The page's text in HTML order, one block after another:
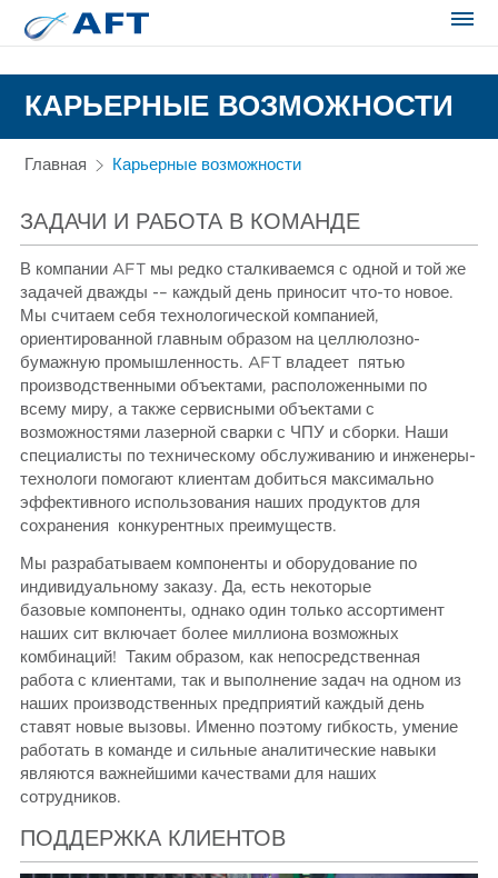
КАРЬЕРНЫЕ ВОЗМОЖНОСТИ
Главная Карьерные возможности
ЗАДАЧИ И РАБОТА В КОМАНДЕ
В компании AFT мы редко сталкиваемся с одной и той же
задачей дважды -– каждый день приносит что-то новое.
Мы считаем себя технологической компанией,
ориентированной главным образом на целлюлозно-
бумажную промышленность. AFT владеет пятью
производственными объектами, расположенными по
всему миру, а также сервисными объектами с
возможностями лазерной сварки с ЧПУ и сборки. Наши
специалисты по техническому обслуживанию и инженеры-
технологи помогают клиентам добиться максимально
эффективного использования наших продуктов для
сохранения конкурентных преимуществ.
Мы разрабатываем компоненты и оборудование по
индивидуальному заказу. Да, есть некоторые
базовые компоненты, однако один только ассортимент
наших сит включает более миллиона возможных
комбинаций! Таким образом, как непосредственная
работа с клиентами, так и выполнение задач на одном из
наших производственных предприятий каждый день
ставят новые вызовы. Именно поэтому гибкость, умение
работать в команде и сильные аналитические навыки
являются важнейшими качествами для наших
сотрудников.
ПОДДЕРЖКА КЛИЕНТОВ